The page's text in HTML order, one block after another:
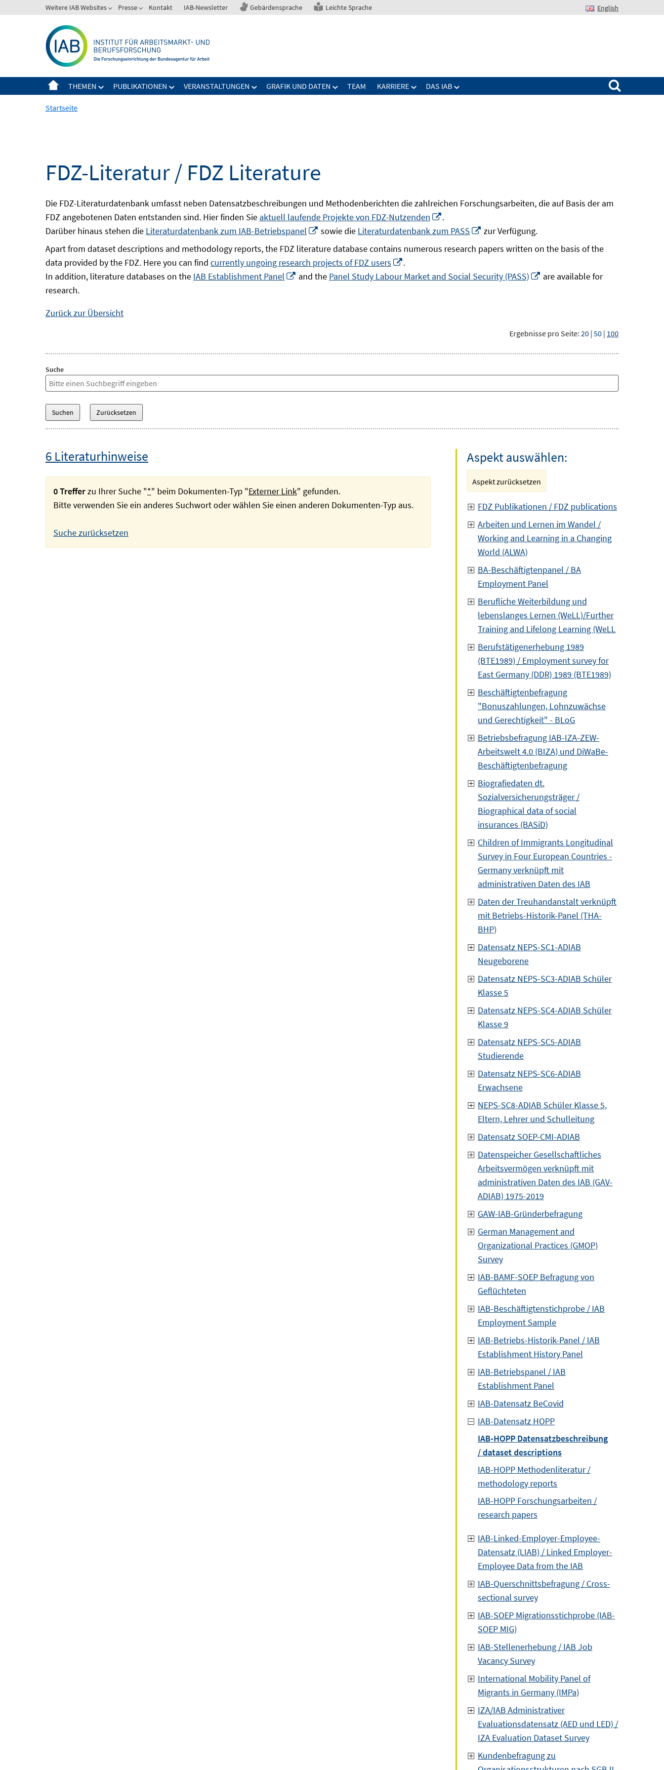
zum
Weitere IAB Websites Presse Kontakt IAB-Newsletter Gebärdensprache Leichte Sprache English
THEMEN PUBLIKATIONEN VERANSTALTUNGEN GRAFIK UND DATEN TEAM KARRIERE DAS IAB
Suchen nach:
Startseite
FDZ-Literatur / FDZ Literature
Die FDZ-Literaturdatenbank umfasst neben Datensatzbeschreibungen und Methodenberichten die zahlreichen Forschungsarbeiten, die auf Basis der am
FDZ angebotenen Daten entstanden sind. Hier finden Sie aktuell laufende Projekte von FDZ-Nutzenden
In
neuem
.
Darüber hinaus stehen die Literaturdatenbank zum IAB-Betriebspanel
In
neuem
Fenster
öffnen
sowie die Literaturdatenbank zum PASS
In
öffnen
zur Verfügung.
Apart from dataset descriptions and methodology reports, the FDZ literature database contains numerous research papers written on the basis of the
data provided by the FDZ. Here you can find currently ungoing research projects of FDZ users
In
neuem
.
In addition, literature databases on the IAB Establishment Panel
In
and the Panel Study Labour Market and Social Security (PASS)
In
are available for
research.
Zurück zur Übersicht
Ergebnisse pro Seite: 20 | 50 | 100
Suche
6 Literaturhinweise
0 Trefferzu Ihrer Suche "*" beim Dokumenten-Typ "Externer Link" gefunden.
Bitte verwenden Sie ein anderes Suchwort oder wählen Sie einen anderen Dokumenten-Typ aus.
Suche zurücksetzen
Aspekt auswählen:
Aspekt zurücksetzen
FDZ Publikationen / FDZ publications
Arbeiten und Lernen im Wandel /
Working and Learning in a Changing
World (ALWA)
BA-Beschäftigtenpanel / BA
Employment Panel
Berufliche Weiterbildung und
lebenslanges Lernen (WeLL)/Further
Training and Lifelong Learning (WeLL
Berufstätigenerhebung 1989
(BTE1989) / Employment survey for
East Germany (DDR) 1989 (BTE1989)
Beschäftigtenbefragung
"Bonuszahlungen, Lohnzuwächse
und Gerechtigkeit" - BLoG
Betriebsbefragung IAB-IZA-ZEW-
Arbeitswelt 4.0 (BIZA) und DiWaBe-
Beschäftigtenbefragung
Biografiedaten dt.
Sozialversicherungsträger /
Biographical data of social
insurances (BASiD)
Children of Immigrants Longitudinal
Survey in Four European Countries -
Germany verknüpft mit
administrativen Daten des IAB
Daten der Treuhandanstalt verknüpft
mit Betriebs-Historik-Panel (THA-
BHP)
Datensatz NEPS-SC1-ADIAB
Neugeborene
Datensatz NEPS-SC3-ADIAB Schüler
Klasse 5
Datensatz NEPS-SC4-ADIAB Schüler
Klasse 9
Datensatz NEPS-SC5-ADIAB
Studierende
Datensatz NEPS-SC6-ADIAB
Erwachsene
NEPS-SC8-ADIAB Schüler Klasse 5,
Eltern, Lehrer und Schulleitung
Datensatz SOEP-CMI-ADIAB
Datenspeicher Gesellschaftliches
Arbeitsvermögen verknüpft mit
administrativen Daten des IAB (GAV-
ADIAB) 1975-2019
GAW-IAB-Gründerbefragung
German Management and
Organizational Practices (GMOP)
Survey
IAB-BAMF-SOEP Befragung von
Geflüchteten
IAB-Beschäftigtenstichprobe / IAB
Employment Sample
IAB-Betriebs-Historik-Panel / IAB
Establishment History Panel
IAB-Betriebspanel / IAB
Establishment Panel
IAB-Datensatz BeCovid
IAB-Datensatz HOPP
IAB-HOPP Datensatzbeschreibung
/ dataset descriptions
IAB-HOPP Methodenliteratur /
methodology reports
IAB-HOPP Forschungsarbeiten /
research papers
IAB-Linked-Employer-Employee-
Datensatz (LIAB) / Linked Employer-
Employee Data from the IAB
IAB-Querschnittsbefragung / Cross-
sectional survey
IAB-SOEP Migrationsstichprobe (IAB-
SOEP MIG)
IAB-Stellenerhebung / IAB Job
Vacancy Survey
International Mobility Panel of
Migrants in Germany (IMPa)
IZA/IAB Administrativer
Evaluationsdatensatz (AED und LED) /
IZA Evaluation Dataset Survey
Kundenbefragung zu